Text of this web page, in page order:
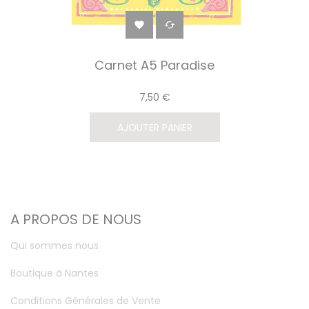
 
Carnet A5 Paradise
7,50 €
AJOUTER PANIER
A PROPOS DE NOUS
Qui sommes nous
Boutique à Nantes
Conditions Générales de Vente